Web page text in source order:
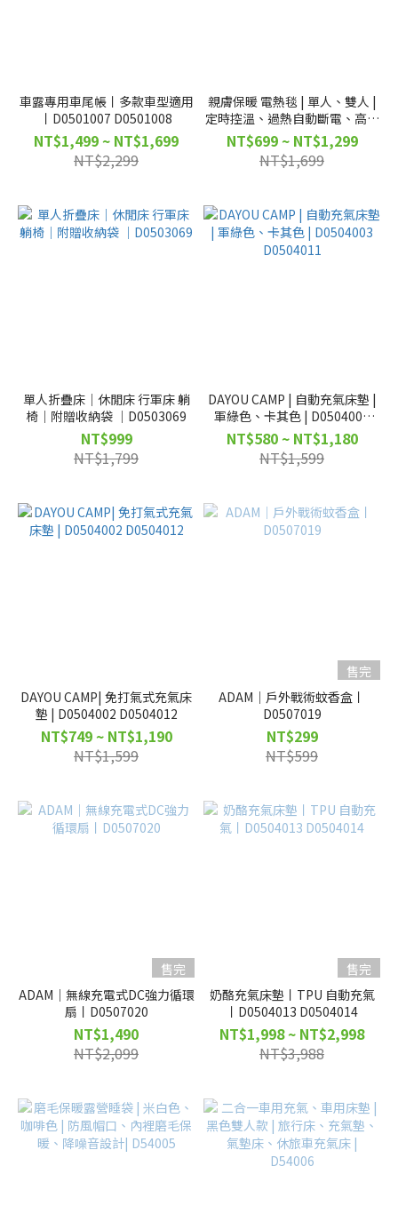
車露專用車尾帳丨多款車型適用
丨D0501007 D0501008
NT$1,499 ~ NT$1,699
NT$2,299
親膚保暖 電熱毯 | 單人、雙人 |
定時控溫、過熱自動斷電、高溫
保暖防潮 | D0504008
D0504009
NT$699 ~ NT$1,299
NT$1,699
單人折疊床｜休閒床 行軍床 躺
椅｜附贈收納袋 ｜D0503069
NT$999
NT$1,799
DAYOU CAMP | 自動充氣床墊 |
軍綠色、卡其色 | D0504003
D0504011
NT$580 ~ NT$1,180
NT$1,599
DAYOU CAMP| 免打氣式充氣床
墊 | D0504002 D0504012
NT$749 ~ NT$1,190
NT$1,599
售完
ADAM｜戶外戰術蚊香盒丨
D0507019
NT$299
NT$599
售完
ADAM｜無線充電式DC強力循環
扇丨D0507020
NT$1,490
NT$2,099
售完
奶酪充氣床墊丨TPU 自動充氣
丨D0504013 D0504014
NT$1,998 ~ NT$2,998
NT$3,988